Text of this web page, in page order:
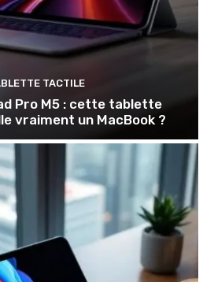
TACTILE
Pro M5 : cette tablette
vraiment un MacBook ?